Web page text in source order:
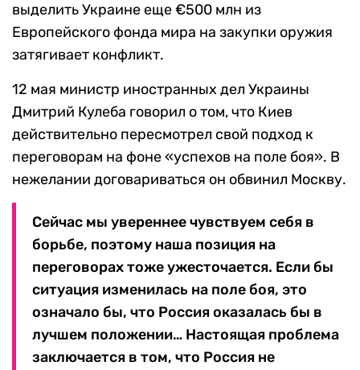
выделить Украине еще €500 млн из
Европейского фонда мира на закупки оружия
затягивает конфликт.
12 мая министр иностранных дел Украины
Дмитрий Кулеба говорил о том, что Киев
действительно пересмотрел свой подход к
переговорам на фоне «успехов на поле боя». В
нежелании договариваться он обвинил Москву.
Сейчас мы увереннее чувствуем себя в
борьбе, поэтому наша позиция на
переговорах тоже ужесточается. Если бы
ситуация изменилась на поле боя, это
означало бы, что Россия оказалась бы в
лучшем положении… Настоящая проблема
заключается в том, что Россия не